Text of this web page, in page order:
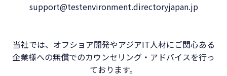
support@testenvironment.directoryjapan.jp
当社では、オフショア開発やアジアIT人材にご関心ある
企業様への無償でのカウンセリング・アドバイスを行っ
ております。